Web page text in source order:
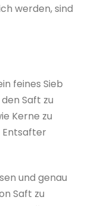
werden, sind
feines Sieb
Saft zu
Kerne zu
und genau
Saft zu